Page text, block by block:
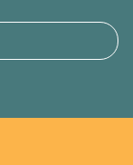
aux
pas de